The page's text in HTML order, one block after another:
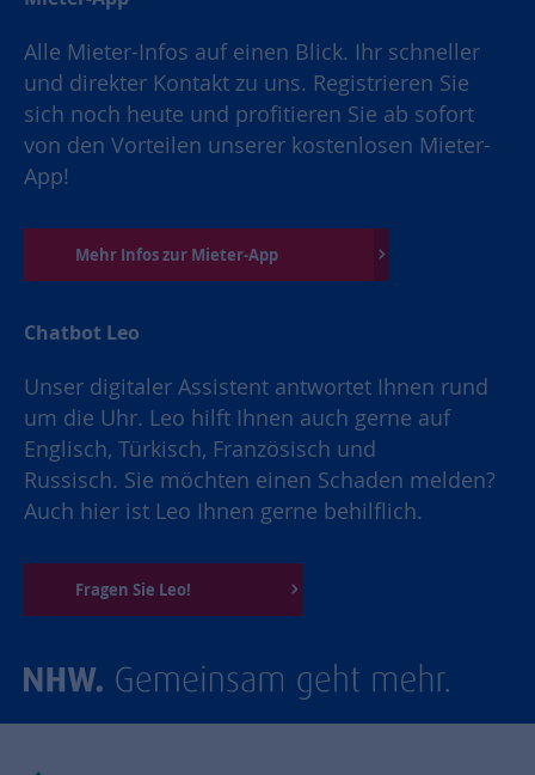
Alle Mieter-Infos auf einen Blick. Ihr schneller
und direkter Kontakt zu uns. Registrieren Sie
sich noch heute und profitieren Sie ab sofort
von den Vorteilen unserer kostenlosen Mieter-
App!
Mehr Infos zur Mieter-App
Chatbot Leo
Unser digitaler Assistent antwortet Ihnen rund
um die Uhr. Leo hilft Ihnen auch gerne auf
Englisch, Türkisch, Französisch und
Russisch. Sie möchten einen Schaden melden?
Auch hier ist Leo Ihnen gerne behilflich.
Fragen Sie Leo!